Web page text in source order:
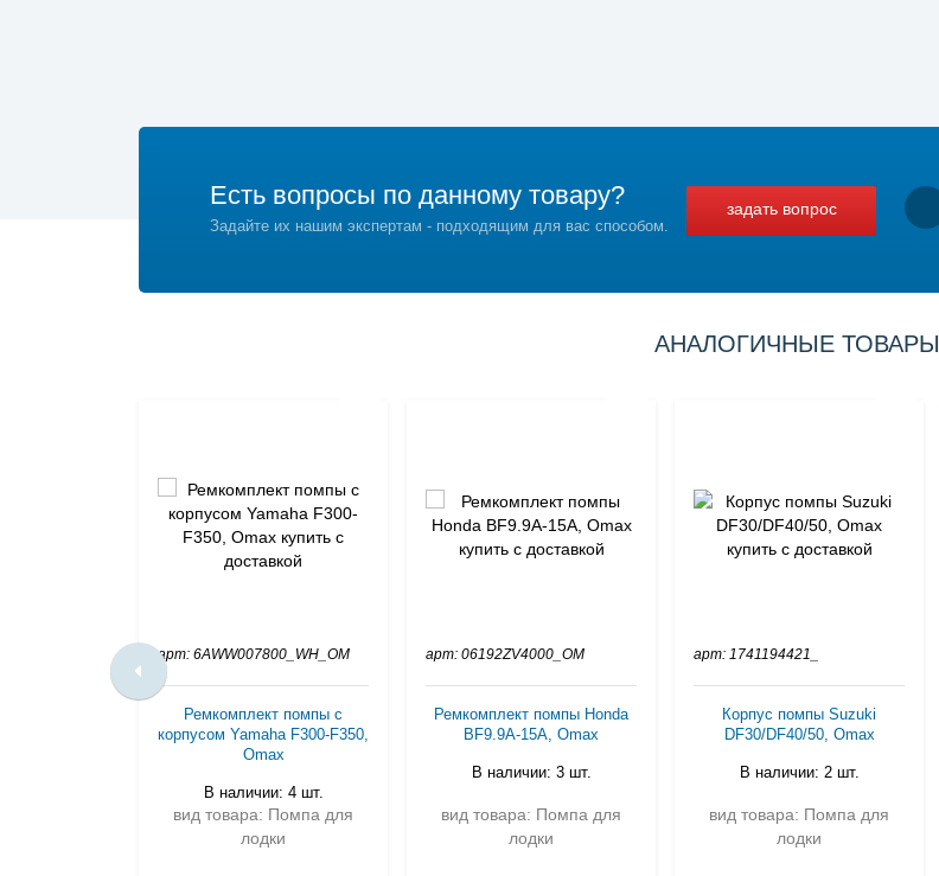
Есть вопросы по данному товару?
Задайте их нашим экспертам - подходящим для вас способом.
задать вопрос
АНАЛОГИЧНЫЕ ТОВАРЫ
арт: 6AWW007800_WH_OM
Ремкомплект помпы с
корпусом Yamaha F300-F350,
Omax
В наличии: 4 шт.
вид товара: Помпа для
лодки
арт: 06192ZV4000_OM
Ремкомплект помпы Honda
BF9.9A-15A, Omax
В наличии: 3 шт.
вид товара: Помпа для
лодки
арт: 1741194421_
Корпус помпы Suzuki
DF30/DF40/50, Omax
В наличии: 2 шт.
вид товара: Помпа для
лодки